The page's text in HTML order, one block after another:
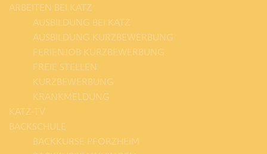
ARBEITEN BEI KATZ
AUSBILDUNG BEI KATZ
AUSBILDUNG KURZBEWERBUNG
FERIENJOB KURZBEWERBUNG
FREIE STELLEN
KURZBEWERBUNG
KRANKMELDUNG
KATZ-TV
BACKSCHULE
BACKKURSE PFORZHEIM